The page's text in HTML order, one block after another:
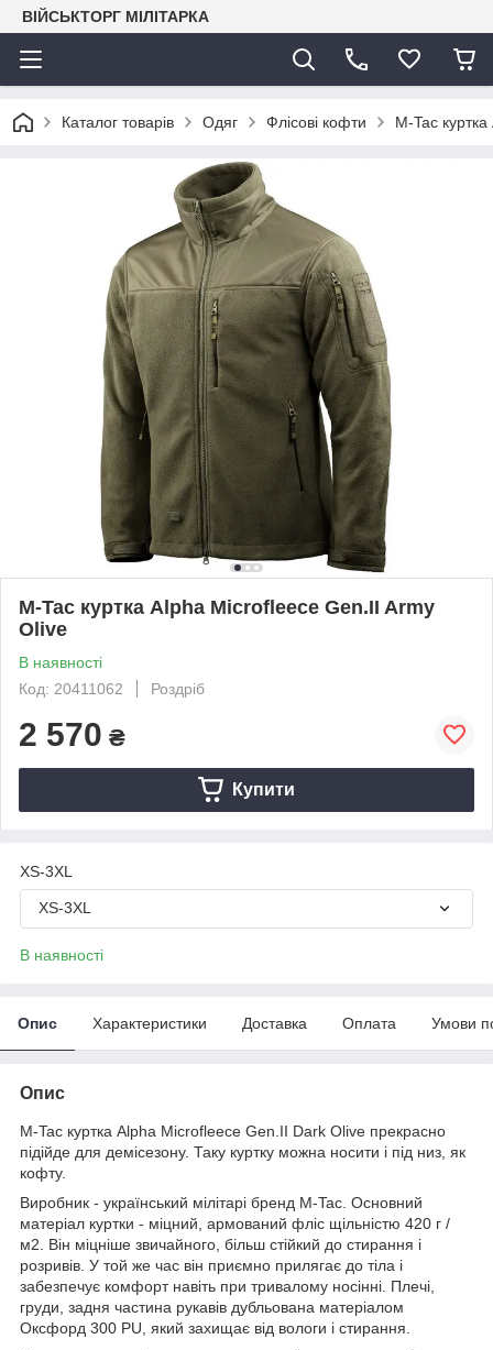
ВІЙСЬКТОРГ МІЛІТАРКА
Каталог товарів Одяг Флісові кофти M-Tac
M-Tac куртка Alpha Microfleece Gen.II Army
Olive
В наявності
Код: 20411062
Роздріб
2 570 ₴
Купити
XS-3XL
XS-3XL
В наявності
Опис Характеристики Доставка Оплата Умови
Опис
M-Tac куртка Alpha Microfleece Gen.II Dark Olive прекрасно
підійде для демісезону. Таку куртку можна носити і під низ, як
кофту.
Виробник - український мілітарі бренд M-Tac. Основний
матеріал куртки - міцний, армований фліс щільністю 420 г /
м2. Він міцніше звичайного, більш стійкий до стирання і
розривів. У той же час він приємно прилягає до тіла і
забезпечує комфорт навіть при тривалому носінні. Плечі,
груди, задня частина рукавів дубльована матеріалом
Оксфорд 300 PU, який захищає від вологи і стирання.